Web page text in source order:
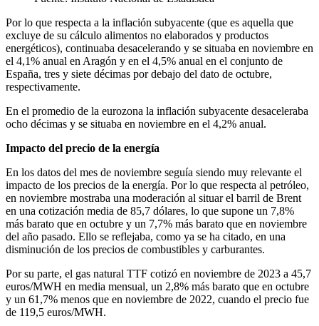
Por lo que respecta a la inflación subyacente (que es aquella que
excluye de su cálculo alimentos no elaborados y productos
energéticos), continuaba desacelerando y se situaba en noviembre en
el 4,1% anual en Aragón y en el 4,5% anual en el conjunto de
España, tres y siete décimas por debajo del dato de octubre,
respectivamente.
En el promedio de la eurozona la inflación subyacente desaceleraba
ocho décimas y se situaba en noviembre en el 4,2% anual.
Impacto del precio de la energía
En los datos del mes de noviembre seguía siendo muy relevante el
impacto de los precios de la energía. Por lo que respecta al petróleo,
en noviembre mostraba una moderación al situar el barril de Brent
en una cotización media de 85,7 dólares, lo que supone un 7,8%
más barato que en octubre y un 7,7% más barato que en noviembre
del año pasado. Ello se reflejaba, como ya se ha citado, en una
disminución de los precios de combustibles y carburantes.
Por su parte, el gas natural TTF cotizó en noviembre de 2023 a 45,7
euros/MWH en media mensual, un 2,8% más barato que en octubre
y un 61,7% menos que en noviembre de 2022, cuando el precio fue
de 119,5 euros/MWH.